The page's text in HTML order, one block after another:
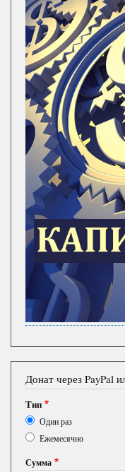
Донат через PayPal
Тип
Один раз
Ежемесячно
Сумма